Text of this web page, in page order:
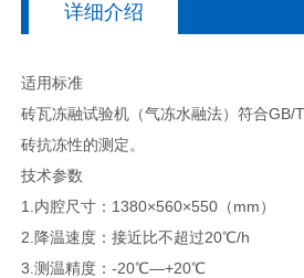
详细介绍
适用标准
砖瓦冻融试验机（气冻水融法）符合
砖抗冻性的测定。
技术参数
1.内腔尺寸：1380×560×550（mm）
2.降温速度：接近比不超过20℃/h
3.测温精度：-20℃—+20℃